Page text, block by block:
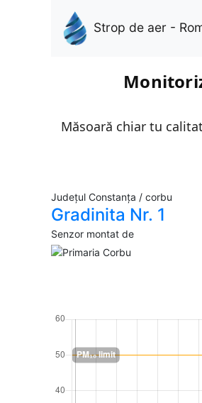
Strop de aer -
Măsoară chiar tu
Județul Constanța / corbu
Gradinita Nr. 1
Senzor montat de